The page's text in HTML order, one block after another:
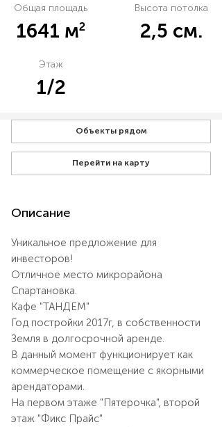
Общая площадь
1641 м2
Высота потолка
2,5 см.
Этаж
1/2
Объекты рядом
Перейти на карту
Описание
Уникальное предложение для
инвесторов!
Отличное место микрорайона
Спартановка.
Кафе "ТАНДЕМ"
Год постройки 2017г, в собственности
Земля в долгосрочной аренде.
В данный момент функционирует как
коммерческое помещение с якорными
арендаторами.
На первом этаже "Пятерочка", второй
этаж "Фикс Прайс"